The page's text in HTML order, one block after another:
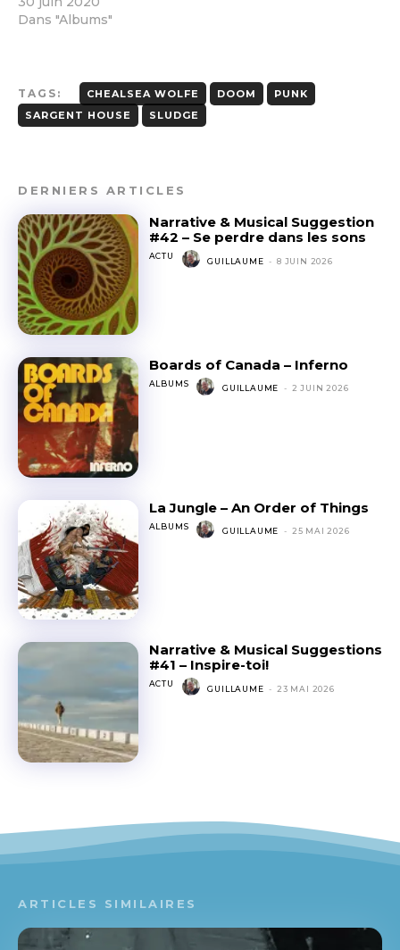
Dans "Albums"
TAGS: CHEALSEA WOLFE DOOM
PUNK
SARGENT HOUSE
SLUDGE
DERNIERS ARTICLES
Narrative & Musical Suggestion
#42 – Se perdre dans les sons
ACTU GUILLAUME - 8 JUIN 2026
Boards of Canada – Inferno
ALBUMS GUILLAUME - 2 JUIN 2026
La Jungle – An Order of Things
ALBUMS GUILLAUME - 25 MAI 2026
Narrative & Musical Suggestions
#41 – Inspire-toi!
ACTU GUILLAUME - 23 MAI 2026
ARTICLES SIMILAIRES